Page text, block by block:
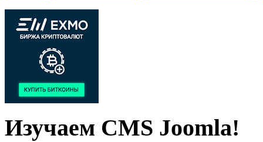
Изучаем CMS Joomla!